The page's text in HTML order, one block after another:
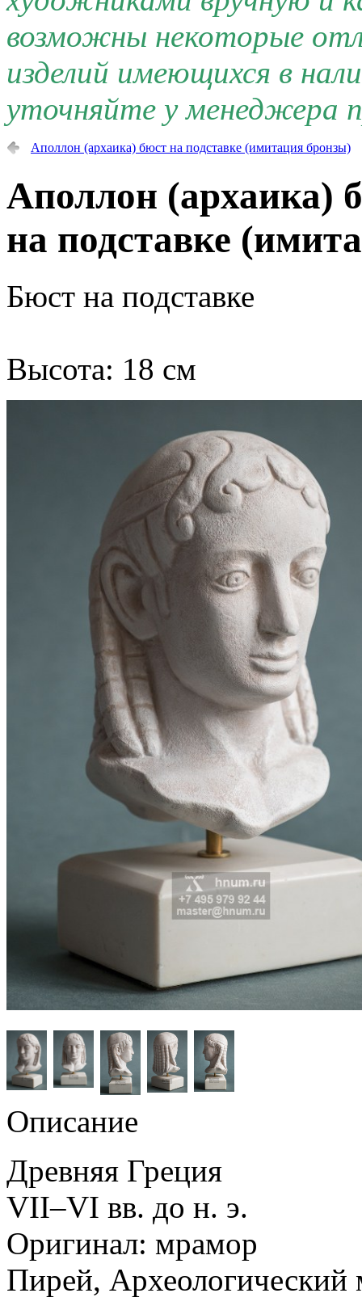
возможны некоторые
изделий имеющихся в
уточняйте у менеджера
Аполлон (архаика) бюст на подставке (имитация бронзы)
Аполлон (архаика)
на подставке
Бюст на подставке
Высота: 18 см
Описание
Древняя Греция
VII–VI вв. до н. э.
Оригинал: мрамор
Пирей, Археологический